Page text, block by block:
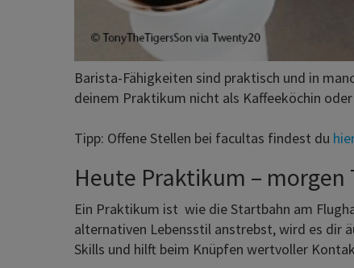
Barista-Fähigkeiten sind praktisch und in
deinem Praktikum nicht als Kaffeeköchin
Tipp: Offene Stellen bei facultas findest du
Heute Praktikum –
Ein Praktikum ist wie die Startbahn am
alternativen Lebensstil anstrebst, wird es dir
Skills und hilft beim Knüpfen wertvoller